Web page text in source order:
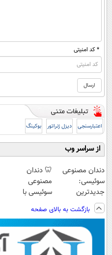
* کد امنیتی
اعتبارسنجی دیزل ژنراتور بوکینگ
از سراسر وب
دندان مصنوعی
سوئیسی:
جدیدترین
فناوری اروپا،
سبک و مقاوم |
پرداخت قسطی
🦷 دندان
مصنوعی
سوئیسی با
دیجیتال |
پرداخت در 4
قسط |📍 تهران
بازگشت به بالای صفحه